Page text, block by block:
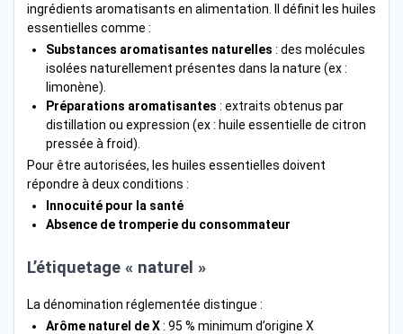
ingrédients aromatisants en alimentation. Il définit les huiles
essentielles comme :
Substances aromatisantes naturelles : des molécules
isolées naturellement présentes dans la nature (ex :
limonène).
Préparations aromatisantes : extraits obtenus par
distillation ou expression (ex : huile essentielle de citron
pressée à froid).
Pour être autorisées, les huiles essentielles doivent
répondre à deux conditions :
Innocuité pour la santé
Absence de tromperie du consommateur
L’étiquetage « naturel »
La dénomination réglementée distingue :
Arôme naturel de X: 95 % minimum d’origine X